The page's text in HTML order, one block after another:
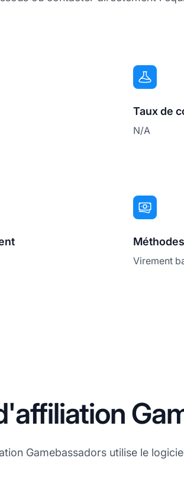
Taux de
N/A
Virement
Gamebassadors utilise le